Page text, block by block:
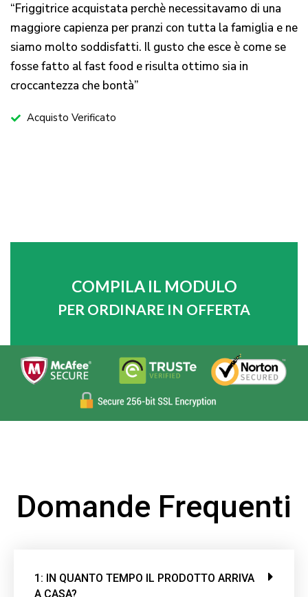
“Friggitrice acquistata perchè necessitavamo di una
maggiore capienza per pranzi con tutta la famiglia e ne
siamo molto soddisfatti. Il gusto che esce è come se
fosse fatto al fast food e risulta ottimo sia in
croccantezza che bontà”
Acquisto Verificato
COMPILA IL MODULO
PER ORDINARE IN OFFERTA
Domande Frequenti
1: IN QUANTO TEMPO IL PRODOTTO ARRIVA
A CASA?